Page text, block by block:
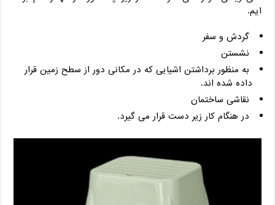
ایم.
گردش و سفر
نشستن
به منظور برداشتن اشیایی که در مکانی دور از سطح زمین قرار
داده شده اند.
نقاشی ساختمان
در هنگام کار زیر دست قرار می گیرد.